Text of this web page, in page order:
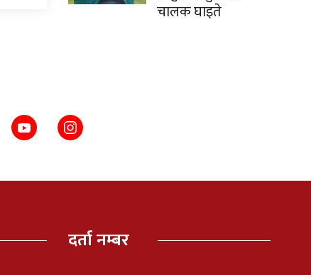
चालक घाइते
दर्ता नम्बर